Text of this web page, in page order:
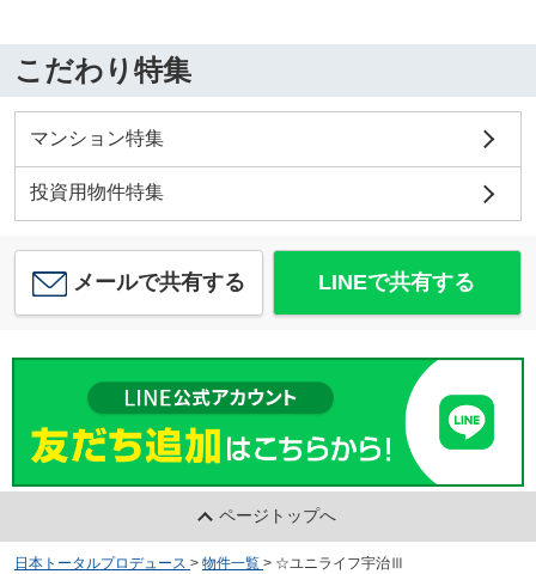
こだわり特集
マンション特集
投資用物件特集
メールで共有する LINEで共有する
ページトップへ
日本トータルプロデュース > 物件一覧 > ☆ユニライフ宇治Ⅲ